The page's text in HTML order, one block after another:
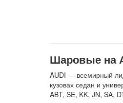
Шаровые на
AUDI — всемирный
кузовах седан и
ABT, SE, KK, JN, SA,